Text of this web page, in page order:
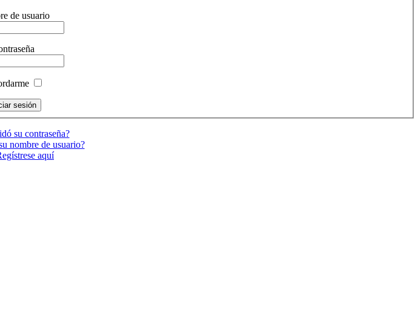
de usuario
su contraseña?
nombre de usuario?
aquí